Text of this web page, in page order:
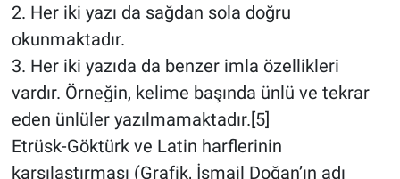
2. Her iki yazı da sağdan sola doğru
okunmaktadır.
3. Her iki yazıda da benzer imla özellikleri
vardır. Örneğin, kelime başında ünlü ve tekrar
eden ünlüler yazılmamaktadır.[5]
Etrüsk-Göktürk ve Latin harflerinin
karşılaştırması (Grafik, İsmail Doğan’ın adı